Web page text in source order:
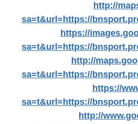
http://
sa=t&url=https://
https://
sa=t&url=https://
http://
sa=t&url=https://
https://
sa=t&url=https://
http://